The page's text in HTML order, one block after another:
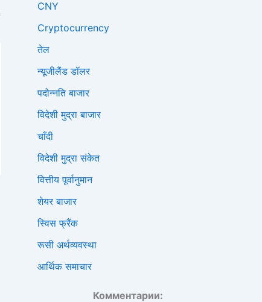
CNY
Cryptocurrency
तेल
न्यूजीलैंड डॉलर
पदोन्नति बाजार
विदेशी मुद्रा बाजार
चाँदी
विदेशी मुद्रा संकेत
वित्तीय पूर्वानुमान
शेयर बाजार
स्विस फ्रैंक
रूसी अर्थव्यवस्था
आर्थिक समाचार
Комментарии: